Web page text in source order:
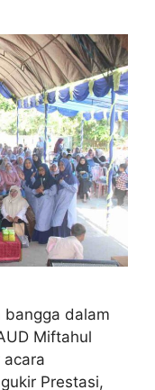
bangga dalam
Miftahul
Prestasi,